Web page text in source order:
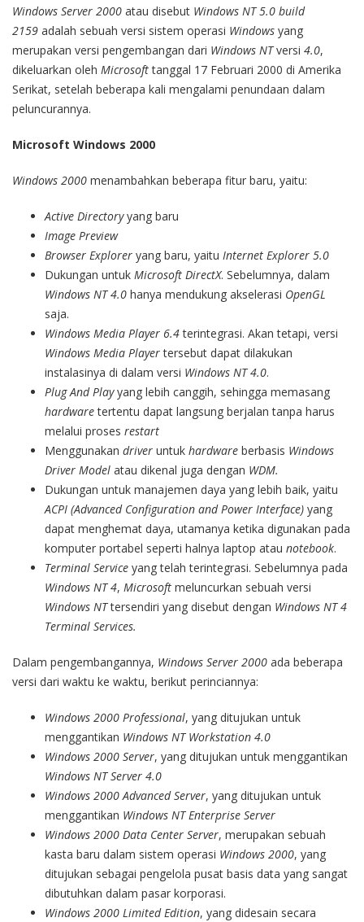
Windows Server 2000 atau disebut Windows NT 5.0 build
2159 adalah sebuah versi sistem operasi Windows yang
merupakan versi pengembangan dari Windows NTversi 4.0,
dikeluarkan oleh Microsofttanggal 17 Februari 2000 di Amerika
Serikat, setelah beberapa kali mengalami penundaan dalam
peluncurannya.
Microsoft Windows 2000
Windows 2000 menambahkan beberapa fitur baru, yaitu:
Active Directoryyang baru
Image Preview
Browser Explorer yang baru, yaitu Internet Explorer 5.0
Dukungan untuk Microsoft DirectX. Sebelumnya, dalam
Windows NT 4.0 hanya mendukung akselerasi OpenGL
saja.
Windows Media Player 6.4terintegrasi. Akan tetapi, versi
Windows Media Playertersebut dapat dilakukan
instalasinya di dalam versi Windows NT 4.0.
Plug And Playyang lebih canggih, sehingga memasang
hardwaretertentu dapat langsung berjalan tanpa harus
melalui proses restart
Menggunakan driver untuk hardware berbasis Windows
Driver Model atau dikenal juga dengan WDM.
Dukungan untuk manajemen daya yang lebih baik, yaitu
ACPI (Advanced Configuration and Power Interface) yang
dapat menghemat daya, utamanya ketika digunakan pada
komputer portabel seperti halnya laptop atau notebook.
Terminal Service yang telah terintegrasi. Sebelumnya pada
Windows NT 4, Microsoft meluncurkan sebuah versi
Windows NTtersendiri yang disebut dengan Windows NT 4
Terminal Services.
Dalam pengembangannya, Windows Server 2000 ada beberapa
versi dari waktu ke waktu, berikut perinciannya:
Windows 2000 Professional, yang ditujukan untuk
menggantikan Windows NT Workstation 4.0
Windows 2000 Server, yang ditujukan untuk menggantikan
Windows NT Server 4.0
Windows 2000 Advanced Server, yang ditujukan untuk
menggantikan Windows NT Enterprise Server
Windows 2000 Data Center Server, merupakan sebuah
kasta baru dalam sistem operasi Windows 2000, yang
ditujukan sebagai pengelola pusat basis data yang sangat
dibutuhkan dalam pasar korporasi.
Windows 2000 Limited Edition, yang didesain secara